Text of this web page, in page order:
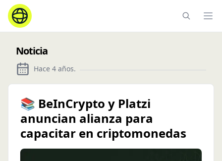
Noticia
Hace 4 años.
📚 BeInCrypto y Platzi
anuncian alianza para
capacitar en criptomonedas